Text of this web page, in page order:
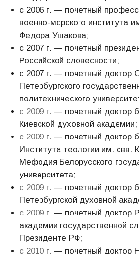
с 2006 г. — почетный
военно-морского института
Федора Ушакова;
с 2007 г. — почетный
Российской словесности;
с 2007 г. — почетный доктор
Петербургского
политехнического
с 2009 г. — почетный доктор
Киевской духовной академии;
с 2009 г. — почетный доктор
Института теологии им. свв.
Мефодия Белорусского
университета;
с 2009 г. — почетный доктор
Петербургской духовной
с 2009 г. — почетный доктор
академии государственной
Президенте РФ;
с 2010 г. — почетный доктор